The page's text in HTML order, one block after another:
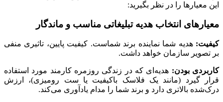
این معیارها را در نظر بگیرید:
معیارهای انتخاب هدیه تبلیغاتی مناسب و ماندگار
کیفیت: هدیه شما نماینده برند شماست. کیفیت پایین، تاثیری منفی
بر تصویر سازمان خواهد داشت.
کاربردی بودن: هدیه‌ای که در زندگی روزمره کارمند مورد استفاده
قرار گیرد (مانند یک فلاسک باکیفیت یا ست رومیزی)، ارزش
درک‌شده بالاتری دارد و برند شما را مدام یادآوری می‌کند.